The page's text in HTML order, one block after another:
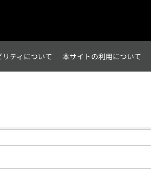
リティについて 本サイトの利用について